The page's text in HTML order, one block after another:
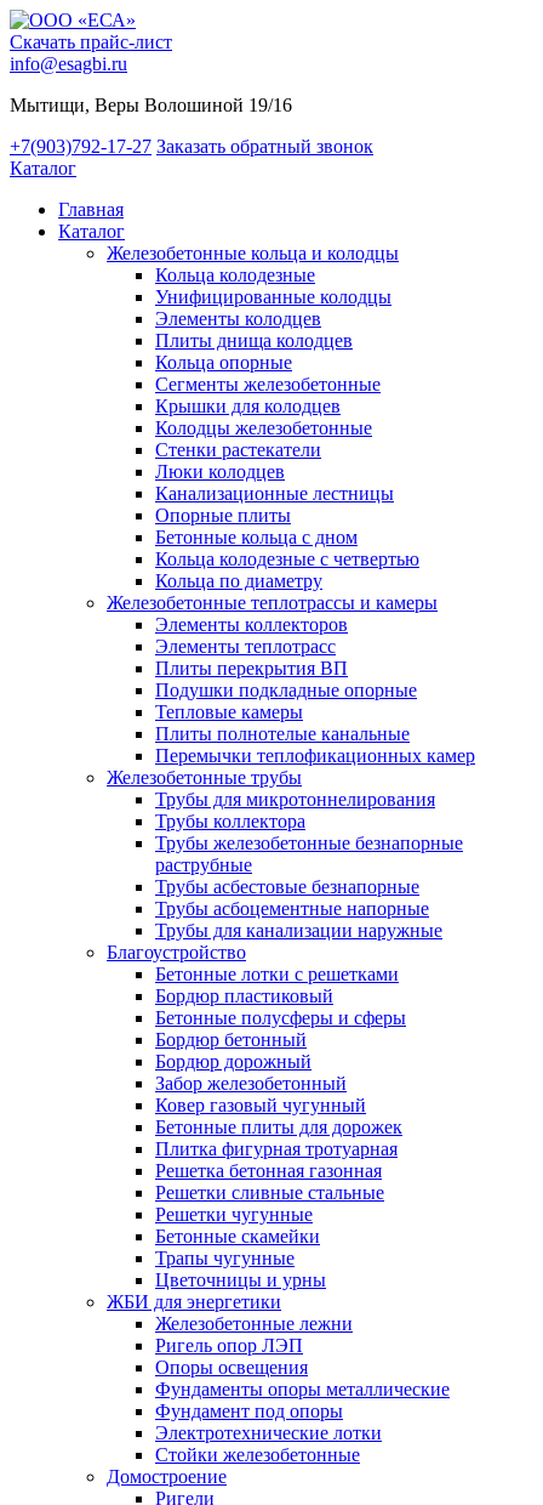
Скачать прайс-лист
info@esagbi.ru
Мытищи, Веры Волошиной 19/16
+7(903)792-17-27 Заказать обратный звонок
Каталог
Главная
Каталог
Железобетонные кольца и колодцы
Кольца колодезные
Унифицированные колодцы
Элементы колодцев
Плиты днища колодцев
Кольца опорные
Сегменты железобетонные
Крышки для колодцев
Колодцы железобетонные
Стенки растекатели
Люки колодцев
Канализационные лестницы
Опорные плиты
Бетонные кольца с дном
Кольца колодезные с четвертью
Кольца по диаметру
Железобетонные теплотрассы и камеры
Элементы коллекторов
Элементы теплотрасс
Плиты перекрытия ВП
Подушки подкладные опорные
Тепловые камеры
Плиты полнотелые канальные
Перемычки теплофикационных камер
Железобетонные трубы
Трубы для микротоннелирования
Трубы коллектора
Трубы железобетонные безнапорные
раструбные
Трубы асбестовые безнапорные
Трубы асбоцементные напорные
Трубы для канализации наружные
Благоустройство
Бетонные лотки с решетками
Бордюр пластиковый
Бетонные полусферы и сферы
Бордюр бетонный
Бордюр дорожный
Забор железобетонный
Ковер газовый чугунный
Бетонные плиты для дорожек
Плитка фигурная тротуарная
Решетка бетонная газонная
Решетки сливные стальные
Решетки чугунные
Бетонные скамейки
Трапы чугунные
Цветочницы и урны
ЖБИ для энергетики
Железобетонные лежни
Ригель опор ЛЭП
Опоры освещения
Фундаменты опоры металлические
Фундамент под опоры
Электротехнические лотки
Стойки железобетонные
Домостроение
Ригели